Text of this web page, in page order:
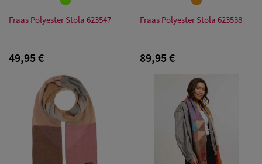
Fraas Polyester Stola 623547
49,95 €
Fraas Polyester Stola 623538
89,95 €